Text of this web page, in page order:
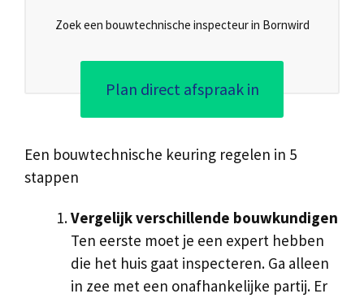
Zoek een bouwtechnische inspecteur in Bornwird
Plan direct afspraak in
Een bouwtechnische keuring regelen in 5
stappen
Vergelijk verschillende bouwkundigen
Ten eerste moet je een expert hebben
die het huis gaat inspecteren. Ga alleen
in zee met een onafhankelijke partij. Er